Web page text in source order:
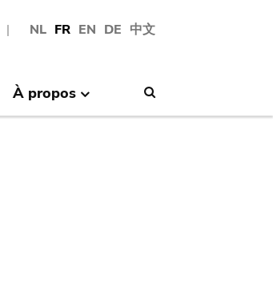
NL FR EN DE 中文
À propos